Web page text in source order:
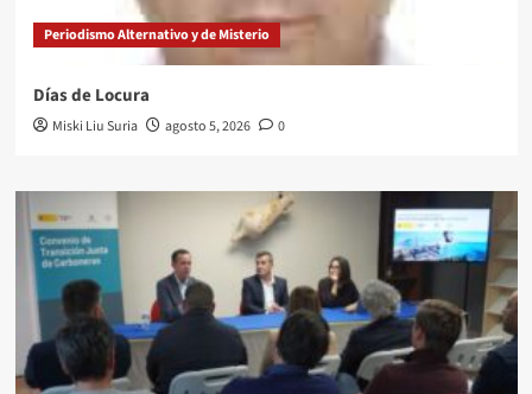
Periodismo Alternativo y de Misterio
Días de Locura
Miski Liu Suria agosto 5, 2026 0